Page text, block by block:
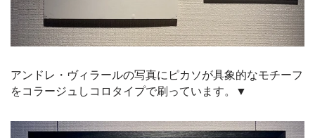
アンドレ・ヴィラールの写真にピカソが具象的なモチーフ
をコラージュしコロタイプで刷っています。▼